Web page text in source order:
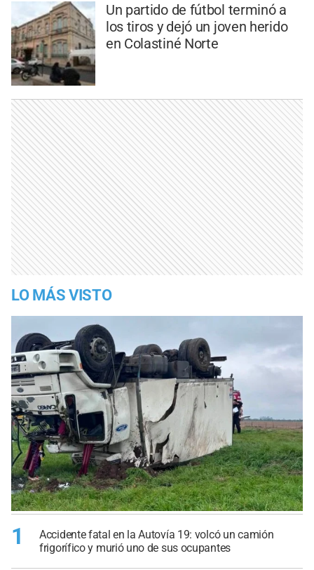
Un partido de fútbol terminó a
los tiros y dejó un joven herido
en Colastiné Norte
LO MÁS VISTO
1
Accidente fatal en la Autovía 19: volcó un camión
frigorífico y murió uno de sus ocupantes